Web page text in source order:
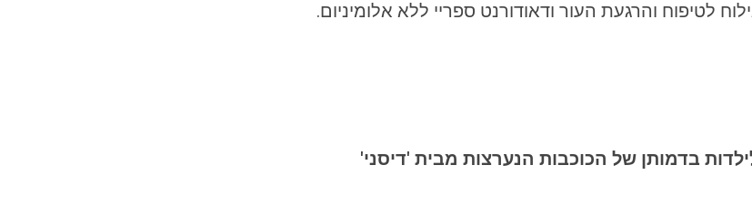
לטיפוח והרגעת העור ודאודורנט ספריי ללא אלומיניום.
בדמותן של הכוכבות הנערצות מבית 'דיסני'